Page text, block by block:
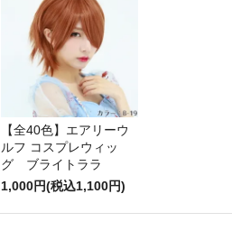
【全40色】エアリーウ
ルフ コスプレウィッ
グ ブライトララ
1,000円(税込1,100円)